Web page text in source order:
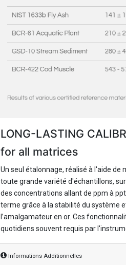
LONG-LASTING
for all matrices
Un seul étalonnage, réalisé à l'aide
toute grande variété d'échantillons,
des concentrations allant de ppm à
terme grâce à la stabilité du système
l’amalgamateur en or. Ces
quotidiens souvent requis par
Informations Additionnelles